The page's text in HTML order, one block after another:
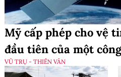
Mỹ cấp phép cho vệ
đầu tiên của một
VŨ TRỤ - THIÊN VĂN